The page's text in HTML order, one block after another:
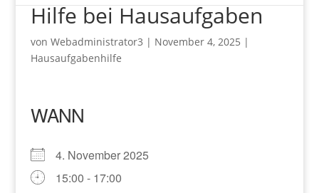
Hilfe bei Hausaufgaben
von Webadministrator3 | November 4, 2025 |
Hausaufgabenhilfe
WANN
4. November 2025
15:00 - 17:00